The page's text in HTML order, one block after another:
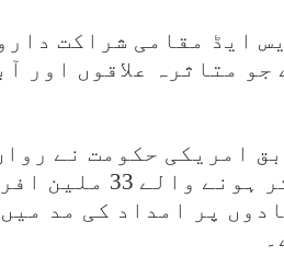
ایڈ مقامی شراکت
متاثرہ علاقوں اور
امریکی حکومت نے
تباہ کن سیلاب سے